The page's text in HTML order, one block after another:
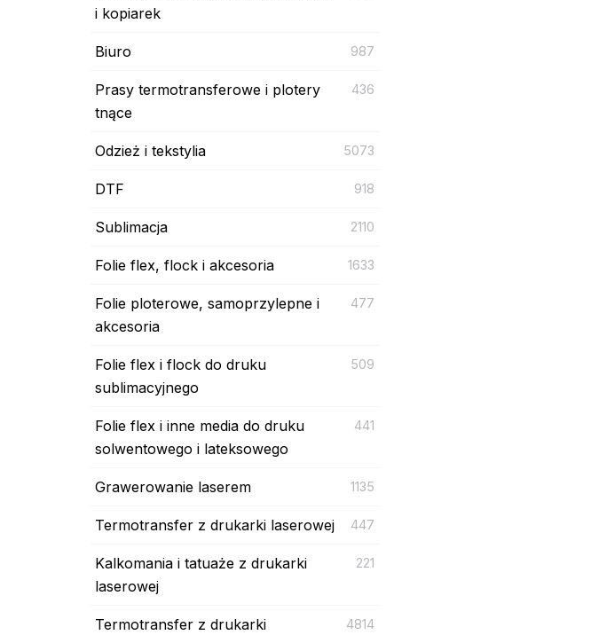
i kopiarek
Biuro 987
Prasy termotransferowe i plotery
tnące
436
Odzież i tekstylia 5073
DTF 918
Sublimacja 2110
Folie flex, flock i akcesoria 1633
Folie ploterowe, samoprzylepne i
akcesoria
477
Folie flex i flock do druku
sublimacyjnego
509
Folie flex i inne media do druku
solwentowego i lateksowego
441
Grawerowanie laserem 1135
Termotransfer z drukarki laserowej 447
Kalkomania i tatuaże z drukarki
laserowej
221
Termotransfer z drukarki
4814